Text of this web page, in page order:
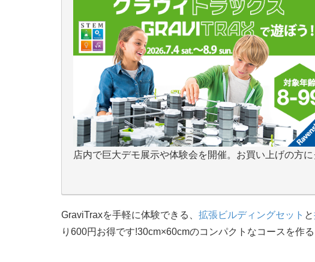
店内で巨大デモ展示や体験会を開催。お買い上げの方
GraviTraxを手軽に体験できる、 拡張ビルディングセット と
り600円お得です!30cm×60cmのコンパクトなコースを作る